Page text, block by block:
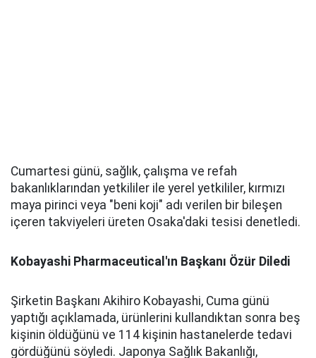
Cumartesi günü, sağlık, çalışma ve refah
bakanlıklarından yetkililer ile yerel yetkililer, kırmızı
maya pirinci veya "beni koji" adı verilen bir bileşen
içeren takviyeleri üreten Osaka'daki tesisi denetledi.
Kobayashi Pharmaceutical'ın Başkanı Özür Diledi
Şirketin Başkanı Akihiro Kobayashi, Cuma günü
yaptığı açıklamada, ürünlerini kullandıktan sonra beş
kişinin öldüğünü ve 114 kişinin hastanelerde tedavi
gördüğünü söyledi. Japonya Sağlık Bakanlığı,